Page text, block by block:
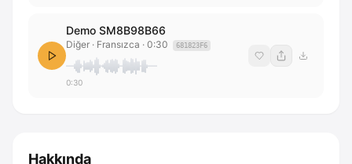
Demo SM8B98B66
Diğer · Fransızca · 0:30 681823F6
0:30
Hakkında